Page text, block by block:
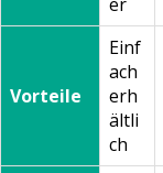
Vorteile
Einf
ach
erh
ältli
ch